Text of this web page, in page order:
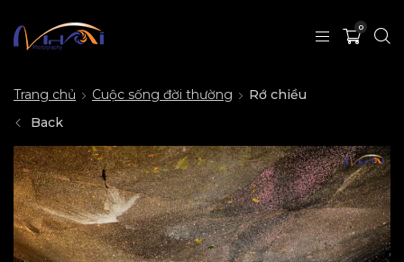
0
Trang chủ Cuộc sống đời thường
Rớ chiều
Back